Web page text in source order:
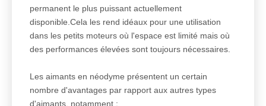
permanent le plus puissant actuellement
disponible.Cela les rend idéaux pour une utilisation
dans les petits moteurs où l'espace est limité mais où
des performances élevées sont toujours nécessaires.
Les aimants en néodyme présentent un certain
nombre d'avantages par rapport aux autres types
d'aimants, notamment :